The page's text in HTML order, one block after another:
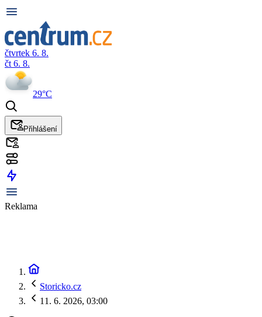
čtvrtek 6. 8.
čt 6. 8.
29°C
Přihlášení
Reklama
Storicko.cz
11. 6. 2026, 03:00